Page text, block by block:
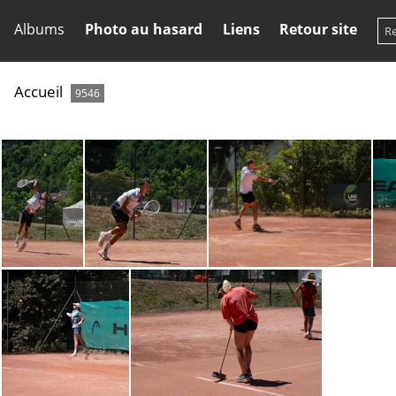
Albums Photo au hasard Liens Retour site
Accueil 9546
Tristan Lamasine 2 par Patrick R CPB (1 sur 1) Tristan Lamasine 1 par Patrick R CPB (1 sur 1)